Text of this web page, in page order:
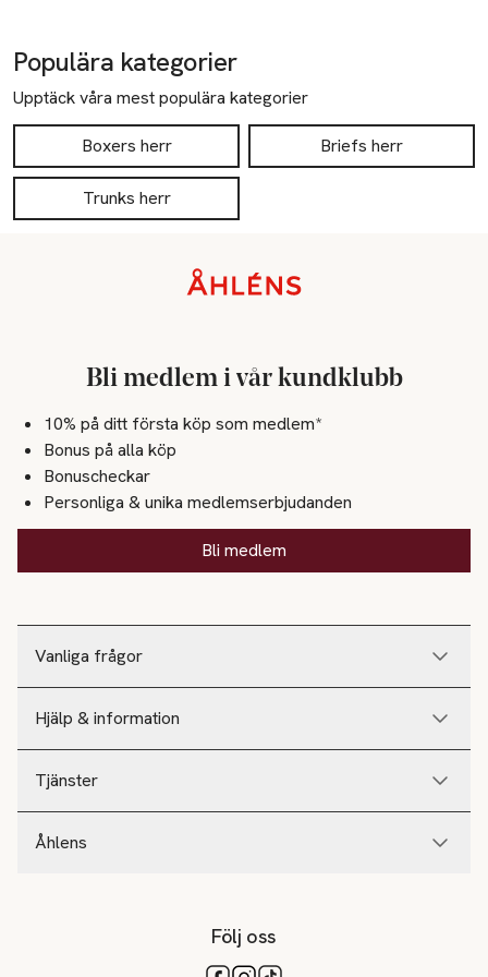
Populära kategorier
Upptäck våra mest populära kategorier
Boxers herr Briefs herr
Trunks herr
Vanliga frågor
Hjälp & information
Tjänster
Åhlens
Bli medlem i vår kundklubb
10% på ditt första köp som medlem*
Bonus på alla köp
Bonuscheckar
Personliga & unika medlemserbjudanden
Bli medlem
Följ oss